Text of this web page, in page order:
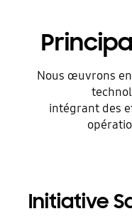
Nous œuvrons
intégrant des
Initiative